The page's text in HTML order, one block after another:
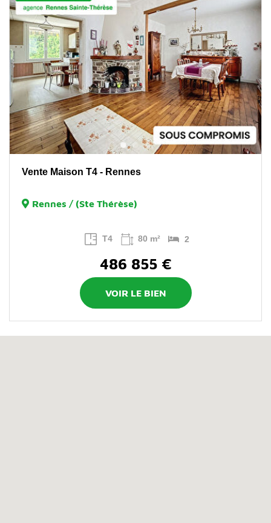
Vente Maison T4 - Rennes
Rennes / (Ste Thérèse)
T4 80 m² 2
486 855 €
VOIR LE BIEN